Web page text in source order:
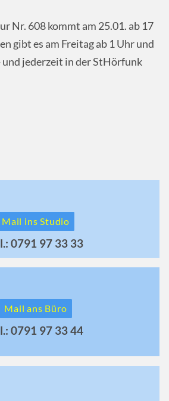
Nr. 608 kommt am 25.01. ab 17
gibt es am Freitag ab 1 Uhr und
und jederzeit in der StHörfunk
Mail ins Studio
0791 97 33 33
Mail ans Büro
0791 97 33 44